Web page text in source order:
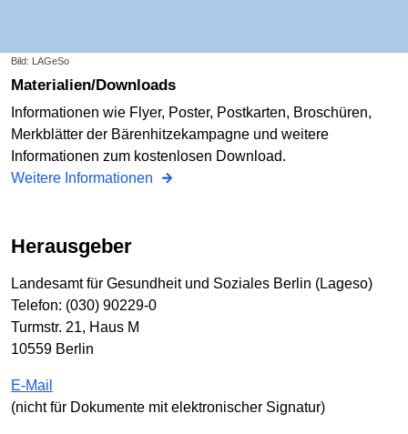
Bild: LAGeSo
Materialien/Downloads
Informationen wie Flyer, Poster, Postkarten, Broschüren,
Merkblätter der Bärenhitzekampagne und weitere
Informationen zum kostenlosen Download.
Weitere Informationen
Herausgeber
Landesamt für Gesundheit und Soziales Berlin (Lageso)
Telefon: (030) 90229-0
Turmstr. 21, Haus M
10559 Berlin
E-Mail
(nicht für Dokumente mit elektronischer Signatur)